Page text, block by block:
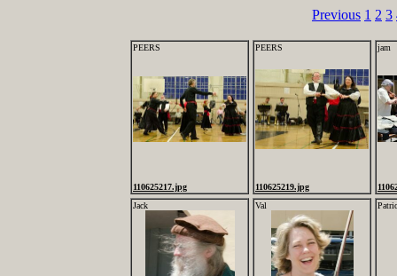
Previous 1 2 3
PEERS
110625217.jpg
PEERS
110625219.jpg
jam
Jack
Val